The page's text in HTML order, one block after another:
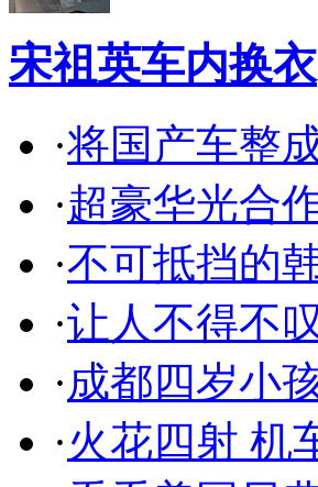
宋祖英车内换衣
·将国产车整
·超豪华光合
·不可抵挡的
·让人不得不
·成都四岁小
·火花四射 机